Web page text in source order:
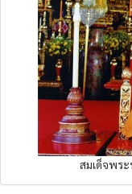
สมเด็จพร